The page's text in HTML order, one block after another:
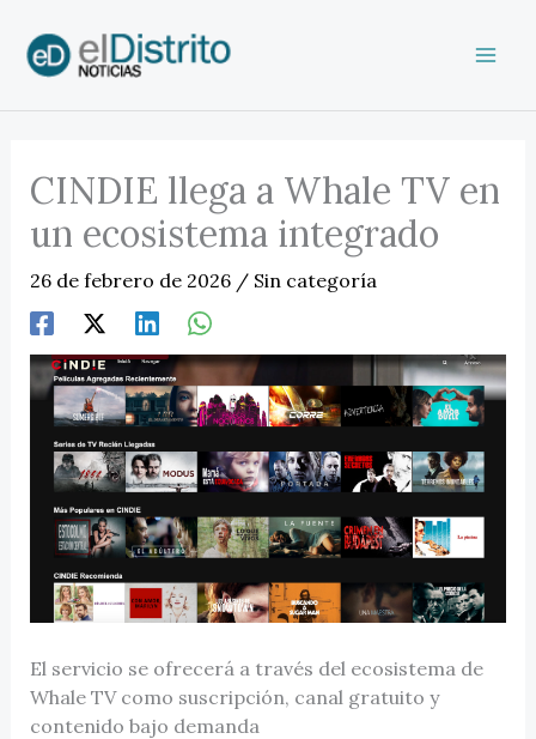
contenido
CINDIE llega a Whale TV en
un ecosistema integrado
26 de febrero de 2026 / Sin categoría
El servicio se ofrecerá a través del ecosistema de
Whale TV como suscripción, canal gratuito y
contenido bajo demanda